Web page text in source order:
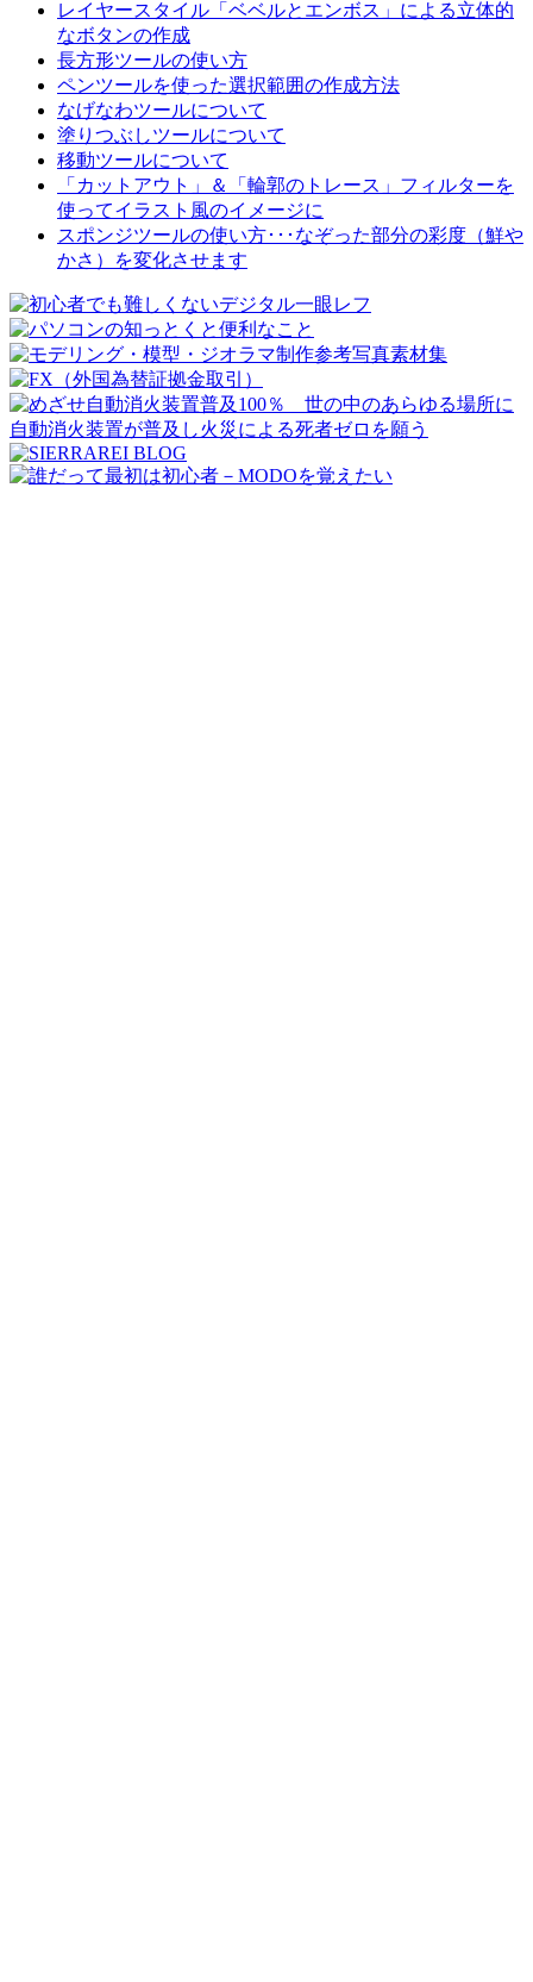
レイヤースタイル「ベベルとエンボス」による立体的
なボタンの作成
長方形ツールの使い方
ペンツールを使った選択範囲の作成方法
なげなわツールについて
塗りつぶしツールについて
移動ツールについて
「カットアウト」＆「輪郭のトレース」フィルターを
使ってイラスト風のイメージに
スポンジツールの使い方･･･なぞった部分の彩度（鮮や
かさ）を変化させます